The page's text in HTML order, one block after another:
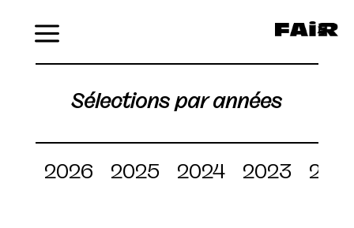
Sélections par années
2026 2025 2024 2023